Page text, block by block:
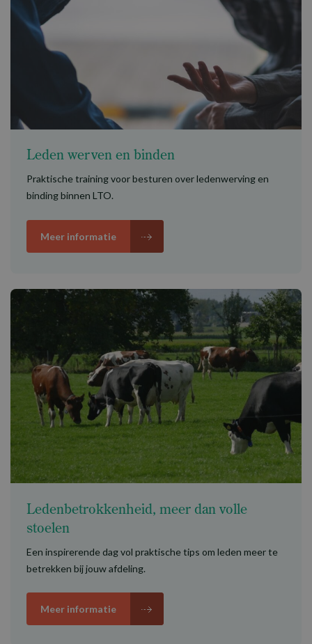
Leden werven en binden
Praktische training voor besturen over ledenwerving en
binding binnen LTO.
Meer informatie
Ledenbetrokkenheid, meer dan volle
stoelen
Een inspirerende dag vol praktische tips om leden meer te
betrekken bij jouw afdeling.
Meer informatie